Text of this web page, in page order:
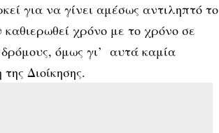
για να γίνει αμέσως αντιληπτό το
χρόνο με το χρόνο σε
όμως γι’ αυτά καμία
Διοίκησης.